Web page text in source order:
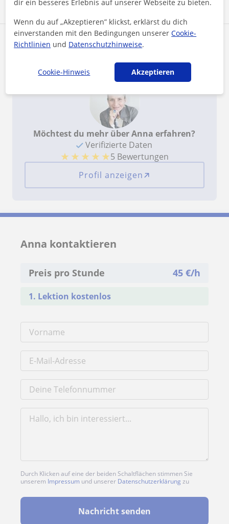
Alle Bewertungen ansehen
Kategorie der Lehrkraft
Möchtest du mehr über Anna erfahren?
Verifizierte Daten
★ ★ ★ ★ ★5 Bewertungen
Profil anzeigen
Anna kontaktieren
Preis pro Stunde 45€/h
1. Lektion kostenlos
Durch Klicken auf eine der beiden Schaltflächen stimmen Sie
unserem Impressum und unserer Datenschutzerklärung zu
Nachricht senden
dir ein besseres Erlebnis auf unserer Webseite zu bieten.
Wenn du auf „Akzeptieren” klickst, erklärst du dich
einverstanden mit den Bedingungen unsererCookie-
Richtlinien und Datenschutzhinweise.
Cookie-Hinweis Akzeptieren